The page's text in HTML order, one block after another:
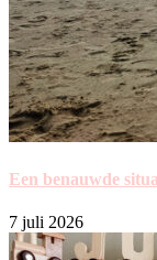
Een benauwde
7 juli 2026